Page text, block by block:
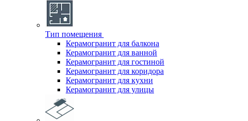
Тип помещения
Керамогранит для балкона
Керамогранит для ванной
Керамогранит для гостиной
Керамогранит для коридора
Керамогранит для кухни
Керамогранит для улицы